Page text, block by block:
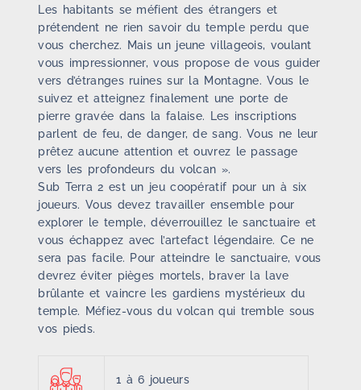
Les habitants se méfient des étrangers et
prétendent ne rien savoir du temple perdu que
vous cherchez. Mais un jeune villageois, voulant
vous impressionner, vous propose de vous guider
vers d’étranges ruines sur la Montagne. Vous le
suivez et atteignez finalement une porte de
pierre gravée dans la falaise. Les inscriptions
parlent de feu, de danger, de sang. Vous ne leur
prêtez aucune attention et ouvrez le passage
vers les profondeurs du volcan ».
Sub Terra 2 est un jeu coopératif pour un à six
joueurs. Vous devez travailler ensemble pour
explorer le temple, déverrouillez le sanctuaire et
vous échappez avec l’artefact légendaire. Ce ne
sera pas facile. Pour atteindre le sanctuaire, vous
devrez éviter pièges mortels, braver la lave
brûlante et vaincre les gardiens mystérieux du
temple. Méfiez-vous du volcan qui tremble sous
vos pieds.
1 à 6 joueurs